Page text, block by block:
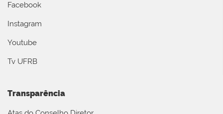
Facebook
Instagram
Youtube
Tv UFRB
Transparência